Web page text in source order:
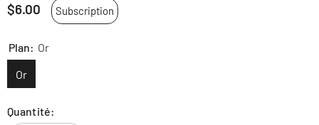
$6.00 Subscription
Plan: Or
Or
Quantité: